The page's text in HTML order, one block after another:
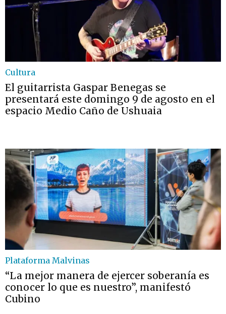
Cultura
El guitarrista Gaspar Benegas se
presentará este domingo 9 de agosto en el
espacio Medio Caño de Ushuaia
Plataforma Malvinas
“La mejor manera de ejercer soberanía es
conocer lo que es nuestro”, manifestó
Cubino